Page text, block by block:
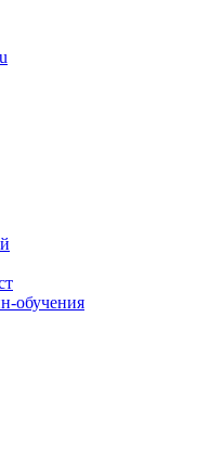
обучения